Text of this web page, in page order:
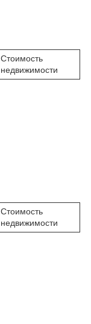
Стоимость
недвижимости
Стоимость
недвижимости